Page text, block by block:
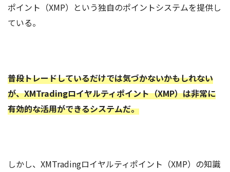
ポイント（XMP）という独自のポイントシステムを提供し
ている。
普段トレードしているだけでは気づかないかもしれない
が、XMTradingロイヤルティポイント（XMP）は非常に
有効的な活用ができるシステムだ。
しかし、XMTradingロイヤルティポイント（XMP）の知識